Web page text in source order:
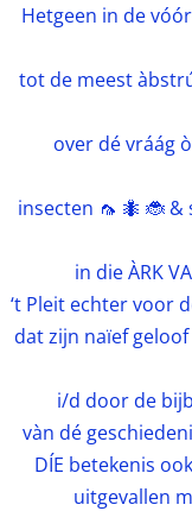
Hetgeen in de
tot de meest
over dé vráág
insecten 🦟 🐜 🐞
in die ÀRK
‘t Pleit echter voor
dat zijn naïef
i/d door de
vàn dé
DÍE betekenis
uitgevallen